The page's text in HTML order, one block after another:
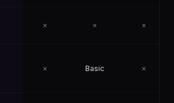
✗ ✗ ✗
✗ Basic ✗